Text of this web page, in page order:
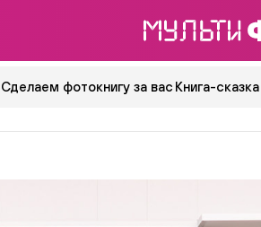
Сделаем фотокнигу за вас Книга-сказка